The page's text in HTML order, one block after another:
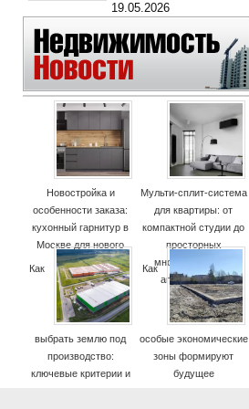
19.05.2026
Новостройка и
особенности заказа:
кухонный гарнитур в
Москве для нового
дома
Мульти-сплит-система
для квартиры: от
компактной студии до
просторных
многокомнатных
апартаментов
Как
выбрать землю под
производство:
ключевые критерии и
Как
особые экономические
зоны формируют
будущее